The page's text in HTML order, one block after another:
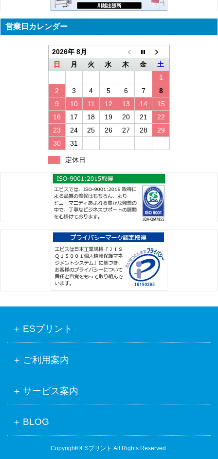
営業日カレンダー
2026年 8月
日
月 火 水 木 金
土
1
2
3 4 5 6 7
8
9
10 11 12 13 14
15
16
17 18 19 20 21
22
23
24 25 26 27 28
29
30
31
定休日
ESプリント
ご利用案内
サービス案内
BLOG
Copyright©ESプリント All Rights Reserved.